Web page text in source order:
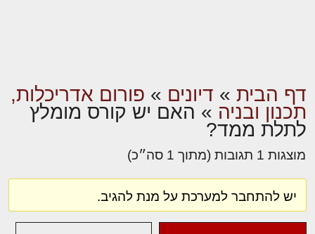
דף הבית » דיונים » פורום אדריכלות,
תכנון ובניה » האם יש קורס מומלץ
לתלת ממד?
מוצגות 1 תגובות (מתוך 1 סה״כ)
יש להתחבר למערכת על מנת להגיב.